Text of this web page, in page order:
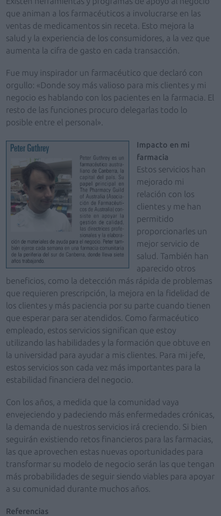
que animan a los farmacéuticos a involucrarse en las
ventas de medicamentos sin receta. Esto mejora la
salud y la experiencia de los consumidores, a la vez que
aumenta la cifra de gasto en cada transacción.
Fue muy inspirador un farmacéutico que declaró con
orgullo: «Donde soy más valioso para mis clientes y mi
negocio es hablando con los pacientes en la farmacia. El
resto de las funciones procuro delegarlas todo lo
posible entre el personal».
Impacto en mi
farmacia
Estos servicios han
mejorado mi
relación con los
clientes y me han
permitido
proporcionarles un
mejor servicio de
salud. También han
aparecido otros
beneficios, como la detección más rápida de problemas
que requieren prescripción, la mejora en la fidelidad de
los clientes y más paciencia por su parte cuando tienen
que esperar para ser atendidos. Como farmacéutico
empleado, estos servicios significan que estoy
utilizando las habilidades y la formación que obtuve en
la universidad para ayudar a mis clientes. Para mi jefe,
estos servicios son cada vez más importantes para la
estabilidad financiera del negocio.
Con los años, a medida que la comunidad vaya
envejeciendo y padeciendo más enfermedades crónicas,
la demanda de nuestros servicios irá creciendo. Si bien
seguirán existiendo retos financieros para las farmacias,
las que aprovechen estas nuevas oportunidades para
transformar su modelo de negocio serán las que tengan
más probabilidades de seguir siendo viables para apoyar
a su comunidad durante muchos años.
Referencias